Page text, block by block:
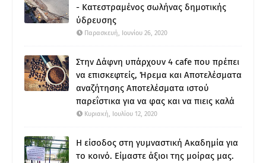
- Κατεστραμένος σωλήνας δημοτικής
ύδρευσης
Παρασκευή, Ιουνίου 26, 2020
Στην Δάφνη υπάρχουν 4 cafe που πρέπει
να επισκεφτείς, Ήρεμα και Αποτελέσματα
αναζήτησης Αποτελέσματα ιστού
παρεΐστικα για να φας και να πιεις καλά
Κυριακή, Ιουλίου 12, 2020
Η είσοδος στη γυμναστική Ακαδημία για
το κοινό. Είμαστε άξιοι της μοίρας μας.